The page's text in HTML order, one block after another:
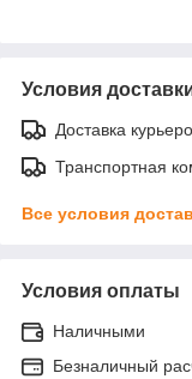
Условия
Доставка
Транспортная
Все условия
Условия оплаты
Наличными
Безналичный